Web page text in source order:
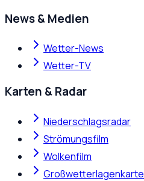
News & Medien
Wetter-News
Wetter-TV
Karten & Radar
Niederschlagsradar
Strömungsfilm
Wolkenfilm
Großwetterlagenkarte